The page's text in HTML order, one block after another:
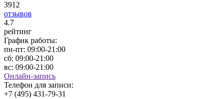
3912
отзывов
4.7
рейтинг
График работы:
пн-пт: 09:00-21:00
сб: 09:00-21:00
вс: 09:00-21:00
Онлайн-запись
Телефон для записи:
+7 (495) 431-79-31